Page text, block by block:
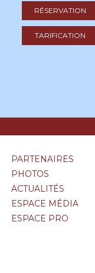
RÉSERVATION
TARIFICATION
PARTENAIRES
PHOTOS
ACTUALITÉS
ESPACE MÉDIA
ESPACE PRO